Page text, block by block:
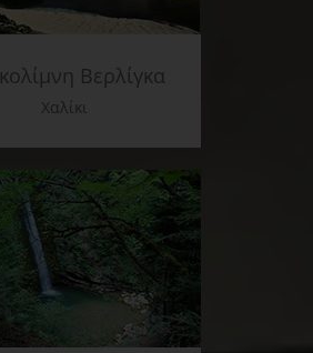
Βερλίγκα
Χαλίκι